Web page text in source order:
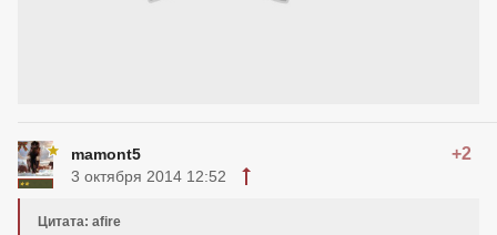
mamont5 +2
3 октября 2014 12:52
Цитата: afire